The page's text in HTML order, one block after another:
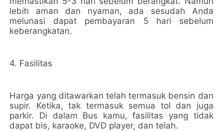
lebih aman dan nyaman, ada sesudah Anda
melunasi dapat pembayaran 5 hari sebelum
keberangkatan.
4. Fasilitas
Harga yang ditawarkan telah termasuk bensin dan
supir. Ketika, tak termasuk semua tol dan juga
parkir. Di dalam Bus kamu, fasilitas yang tidak
dapat bis, karaoke, DVD player, dan telah.